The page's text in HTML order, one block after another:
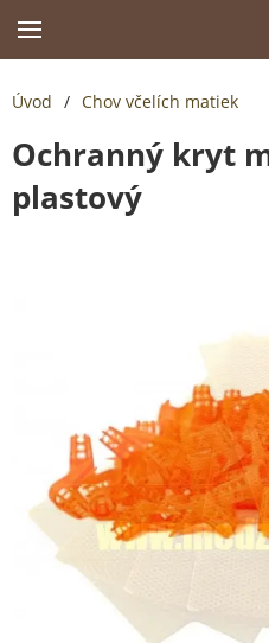
Úvod / Chov včelích matiek
Ochranný kryt
plastový